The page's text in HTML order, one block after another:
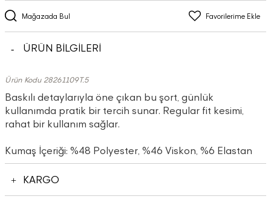
Mağazada Bul Favorilerime Ekle
ÜRÜN BİLGİLERİ
Ürün Kodu 28261109T.5
Baskılı detaylarıyla öne çıkan bu şort, günlük
kullanımda pratik bir tercih sunar. Regular fit kesimi,
rahat bir kullanım sağlar.
Kumaş İçeriği: %48 Polyester, %46 Viskon, %6 Elastan
KARGO